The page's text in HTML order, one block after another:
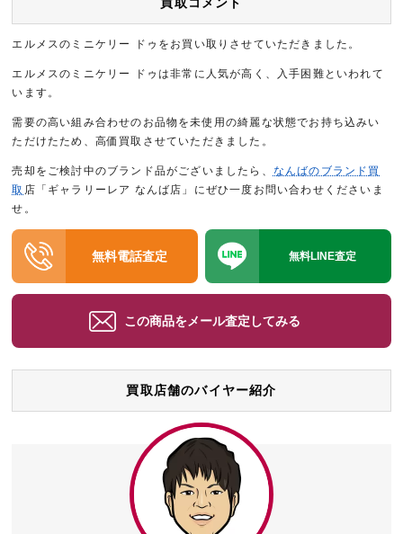
買取コメント
エルメスのミニケリー ドゥをお買い取りさせていただきました。
エルメスのミニケリー ドゥは非常に人気が高く、入手困難といわれて
います。
需要の高い組み合わせのお品物を未使用の綺麗な状態でお持ち込みい
ただけたため、高価買取させていただきました。
売却をご検討中のブランド品がございましたら、 なんばのブランド買
取 店「ギャラリーレア なんば店」にぜひ一度お問い合わせくださいま
せ。
無料電話査定 無料LINE査定
この商品をメール査定してみる
買取店舗のバイヤー紹介